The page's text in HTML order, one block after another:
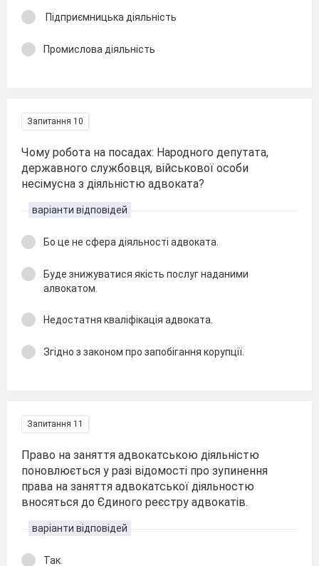
Підприємницька діяльність
Промислова діяльність
Запитання 10
Чому робота на посадах: Народного депутата,
державного службовця, військової особи
несімусна з діяльністю адвоката?
варіанти відповідей
Бо це не сфера діяльності адвоката.
Буде знижуватися якість послуг наданими
алвокатом.
Недостатня кваліфікація адвоката.
Згідно з законом про запобігання корупції.
Запитання 11
Право на заняття адвокатською діяльністю
поновлюється у разі відомості про зупинення
права на заняття адвокатської діяльностю
вносяться до Єдиного реєстру адвокатів.
варіанти відповідей
Так.